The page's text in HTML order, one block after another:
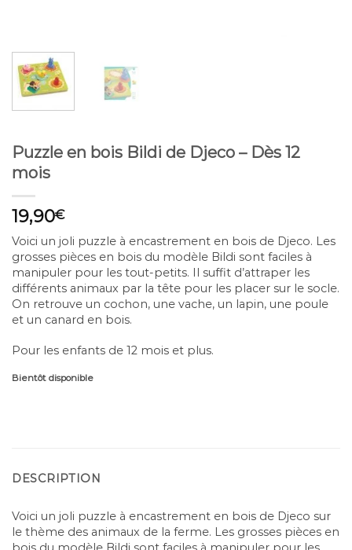
Puzzle en bois Bildi de Djeco – Dès 12
mois
19,90€
Voici un joli puzzle à encastrement en bois de Djeco. Les
grosses pièces en bois du modèle Bildi sont faciles à
manipuler pour les tout-petits. Il suffit d’attraper les
différents animaux par la tête pour les placer sur le socle.
On retrouve un cochon, une vache, un lapin, une poule
et un canard en bois.
Pour les enfants de 12 mois et plus.
Bientôt disponible
DESCRIPTION
Voici un joli puzzle à encastrement en bois de Djeco sur
le thème des animaux de la ferme. Les grosses pièces en